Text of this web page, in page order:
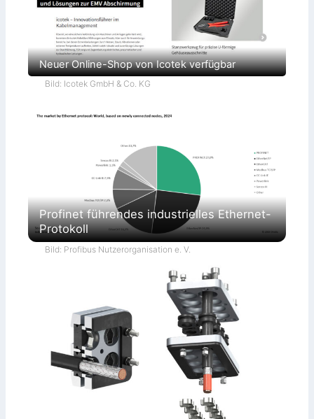
Neuer Online-Shop von Icotek verfügbar
Bild: Icotek GmbH & Co. KG
Profinet führendes industrielles Ethernet-
Protokoll
Bild: Profibus Nutzerorganisation e. V.